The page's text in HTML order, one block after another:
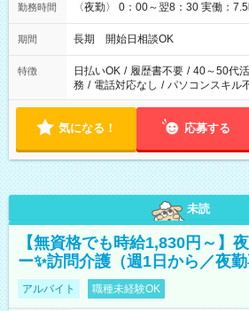
勤務時間 〈夜勤〉 0：00～翌8：30 実働：
期間 長期 開始日相談OK
特徴 日払いOK / 履歴書不要 / 40～50代
務 / 電話対応なし / パソコンスキル
気になる！ 応募する
未読
【無資格でも時給1,830円～】
ー✨訪問介護（週1日から／夜
アルバイト 職種未経験OK